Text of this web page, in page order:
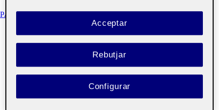
PAC1 - DESCOBRIR LA SENYALÍSTICA
Rebutjar
Acceptar
Configurar